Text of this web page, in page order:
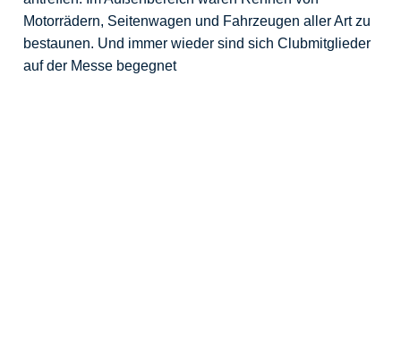
Motorrädern, Seitenwagen und Fahrzeugen aller Art zu
bestaunen. Und immer wieder sind sich Clubmitglieder
auf der Messe begegnet